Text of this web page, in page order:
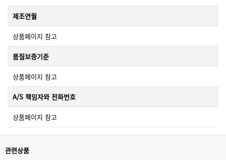
제조연월
상품페이지 참고
품질보증기준
상품페이지 참고
A/S 책임자와 전화번호
상품페이지 참고
관련상품